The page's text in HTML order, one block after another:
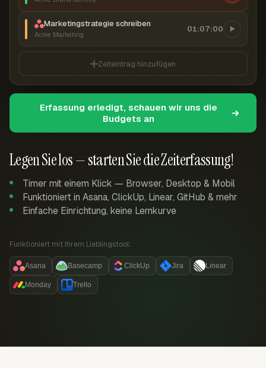
Legen Sie los — starten Sie die Zeiterfassung!
Timer mit einem Klick — Browser, Desktop & Mobil
Funktioniert in Asana, ClickUp, Linear, GitHub & mehr
Einfache Einrichtung, keine Lernkurve
Funktioniert mit Ihrem Lieblingstool:
Asana Basecamp ClickUp Jira Linear
Monday Trello
Marketingstrategie schreiben
Acme Marketing
01:07:00
Zeiteintrag hinzufügen
Erfassung erledigt, schauen wir uns die
Budgets an